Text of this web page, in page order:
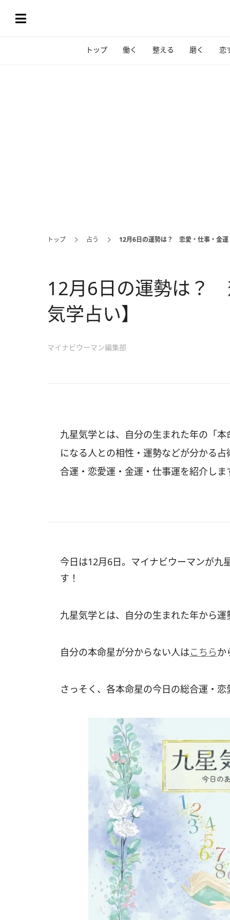
トップ 働く 整える 磨く 恋
トップ 占う 12月6日の運勢は？ 恋愛・仕事・金運
12月6日の運勢は？
気学占い】
マイナビウーマン編集部
九星気学とは、自分の生まれた年の「
になる人との相性・運勢などが分かる
合運・恋愛運・金運・仕事運を紹介しま
今日は12月6日。マイナビウーマンが九
す！
九星気学とは、自分の生まれた年から
自分の本命星が分からない人はこちらか
さっそく、各本命星の今日の総合運・